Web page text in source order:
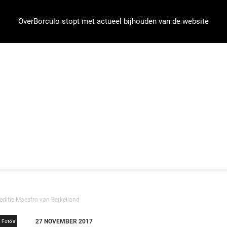
OverBorculo stopt met actueel bijhouden van de website
editie Maestro van Berkelland
Foto's 27 NOVEMBER 2017